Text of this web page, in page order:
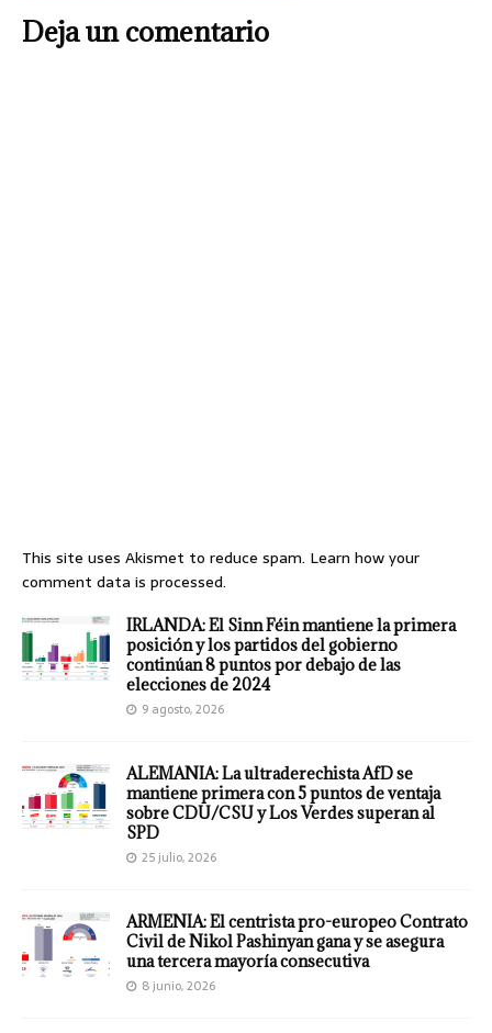
Deja un comentario
This site uses Akismet to reduce spam. Learn how your
comment data is processed.
IRLANDA: El Sinn Féin mantiene la primera
posición y los partidos del gobierno
continúan 8 puntos por debajo de las
elecciones de 2024
9 agosto, 2026
ALEMANIA: La ultraderechista AfD se
mantiene primera con 5 puntos de ventaja
sobre CDU/CSU y Los Verdes superan al
SPD
25 julio, 2026
ARMENIA: El centrista pro-europeo Contrato
Civil de Nikol Pashinyan gana y se asegura
una tercera mayoría consecutiva
8 junio, 2026